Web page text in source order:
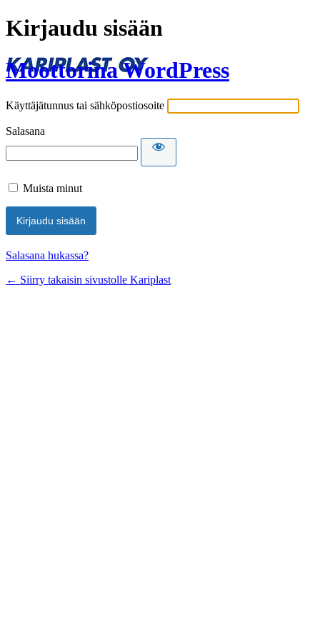
Kirjaudu sisään
Moottorina WordPress
Käyttäjätunnus tai sähköpostiosoite
Salasana
Muista minut
Salasana hukassa?
← Siirry takaisin sivustolle Kariplast